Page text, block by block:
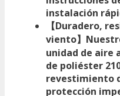
instalación
【Duradero,
viento】
unidad de aire
de poliéster
revestimiento
protección